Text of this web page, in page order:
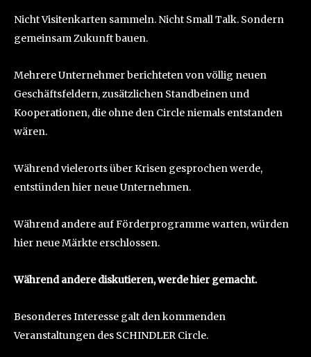
Nicht Visitenkarten sammeln. Nicht Small Talk. Sondern
gemeinsam Zukunft bauen.
Mehrere Unternehmer berichteten von völlig neuen
Geschäftsfeldern, zusätzlichen Standbeinen und
Kooperationen, die ohne den Circle niemals entstanden
wären.
Während vielerorts über Krisen gesprochen werde,
entstünden hier neue Unternehmen.
Während andere auf Förderprogramme warten, würden
hier neue Märkte erschlossen.
Während andere diskutieren, werde hier gemacht.
Besonderes Interesse galt den kommenden
Veranstaltungen des SCHINDLER Circle.